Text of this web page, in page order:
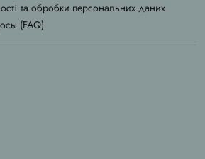
та обробки персональних даних
(FAQ)